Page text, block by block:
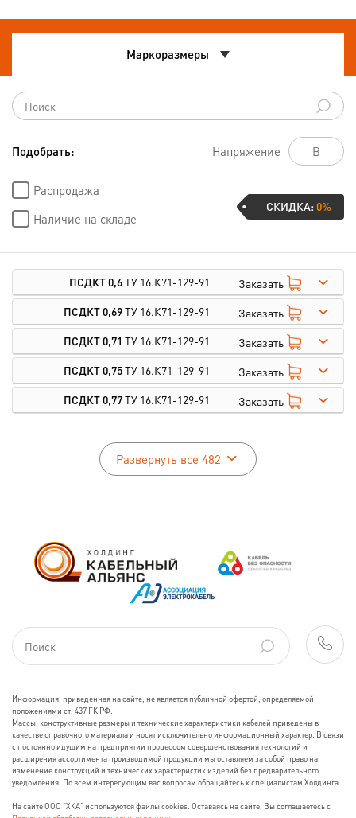
Маркоразмеры
Подобрать: Напряжение
Распродажа
Наличие на складе
СКИДКА:0%
ПСДКТ 0,6ТУ 16.К71-129-91
Заказать
ПСДКТ 0,69ТУ 16.К71-129-91
Заказать
ПСДКТ 0,71 ТУ 16.К71-129-91
Заказать
ПСДКТ 0,75ТУ 16.К71-129-91
Заказать
ПСДКТ 0,77ТУ 16.К71-129-91 Заказать
Развернуть все 482
Информация, приведенная на сайте, не является публичной офертой, определяемой
положениями ст. 437 ГК РФ.
Массы, конструктивные размеры и технические характеристики кабелей приведены в
качестве справочного материала и носят исключительно информационный характер. В связи
с постоянно идущим на предприятии процессом совершенствования технологий и
расширения ассортимента производимой продукции мы оставляем за собой право на
изменение конструкций и технических характеристик изделий без предварительного
уведомления. По всем интересующим вас вопросам обращайтесь к специалистам Холдинга.
На сайте ООО "ХКА" используются файлы cookies. Оставаясь на сайте, Вы соглашаетесь с